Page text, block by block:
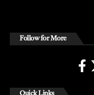
Follow for More
Quick Links